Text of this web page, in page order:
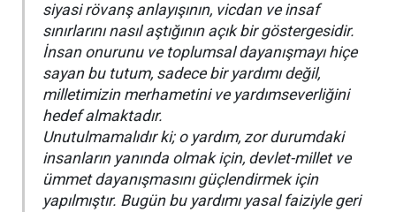
siyasi rövanş anlayışının, vicdan ve insaf
sınırlarını nasıl aştığının açık bir göstergesidir.
İnsan onurunu ve toplumsal dayanışmayı hiçe
sayan bu tutum, sadece bir yardımı değil,
milletimizin merhametini ve yardımseverliğini
hedef almaktadır.
Unutulmamalıdır ki; o yardım, zor durumdaki
insanların yanında olmak için, devlet-millet ve
ümmet dayanışmasını güçlendirmek için
yapılmıştır. Bugün bu yardımı yasal faiziyle geri